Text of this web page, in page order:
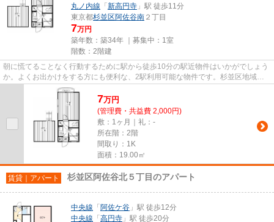
丸ノ内線 「 新高円寺 」駅 徒歩11分
東京都杉並区阿佐谷南 ２丁目
7万円
築年数：築34年 ｜募集中： 1室
階数：2階建
朝に慌てることなく行動するために駅から徒歩10分の駅近物件はいかがでしょう
か。よくお出かけをする方にも便利な、2駅利用可能な物件です。杉並区地域で
の不動産のことなら、当社へお...
7万円
(管理費・共益費 2,000円)
敷：1ヶ月｜礼：-
所在階：2階
間取り：1K
面積：19.00㎡
賃貸｜アパート 杉並区阿佐谷北５丁目のアパート
中央線 「 阿佐ケ谷 」駅 徒歩12分
中央線 「 高円寺 」駅 徒歩20分